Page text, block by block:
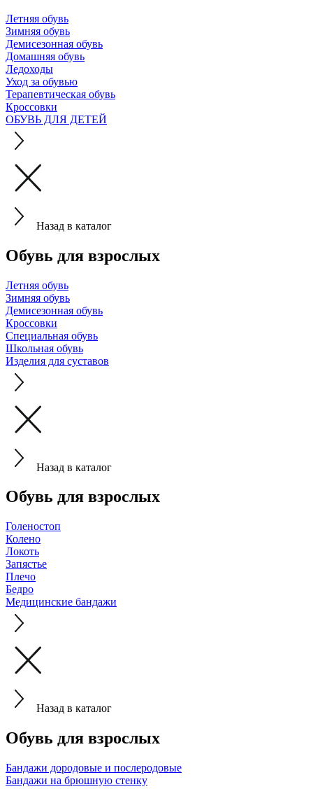
Летняя обувь
Зимняя обувь
Демисезонная обувь
Домашняя обувь
Ледоходы
Уход за обувью
Терапевтическая обувь
Кроссовки
ОБУВЬ ДЛЯ ДЕТЕЙ
Назад в каталог
Обувь для взрослых
Летняя обувь
Зимняя обувь
Демисезонная обувь
Кроссовки
Специальная обувь
Школьная обувь
Изделия для суставов
Назад в каталог
Обувь для взрослых
Голеностоп
Колено
Локоть
Запястье
Плечо
Бедро
Медицинские бандажи
Назад в каталог
Обувь для взрослых
Бандажи дородовые и послеродовые
Бандажи на брюшную стенку